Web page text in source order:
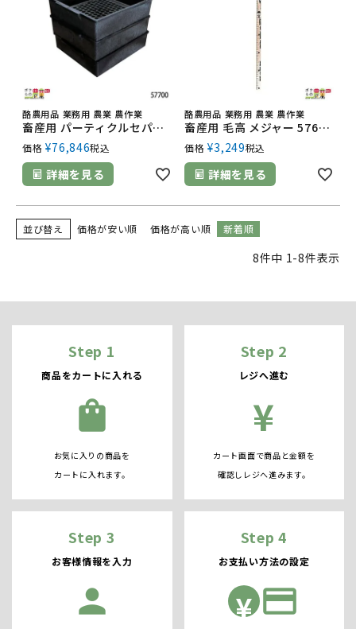
酪農用品 業務用 農業 農作業
畜産用 パーティクルセパレーター 3段 57700 飼料 分析 ふるい 畜産 酪農 牧畜 産業動物 牛 豚 養豚 家畜 畜産用品
価格 ¥76,846税込
詳細を見る
酪農用品 業務用 農業 農作業
畜産用 毛高 メジャー 57651 畜産 酪農 牧畜 産業動物 牛 豚 養豚 家畜 畜産用品 酪農用品 業務用 農業 農作業
価格 ¥3,249税込
詳細を見る
並び替え 価格が安い順 価格が高い順 新着順
8件中 1-8件表示
Step 1
商品をカートに入れる
shopping_bag
お気に入りの商品を
カートに入れます。
Step 2
レジへ進む
¥
カート画面で商品と金額を
確認しレジへ進みます。
Step 3
お客様情報を入力
person
Step 4
お支払い方法の設定
¥ credit_card